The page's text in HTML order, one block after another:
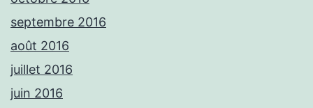
septembre 2016
août 2016
juillet 2016
juin 2016